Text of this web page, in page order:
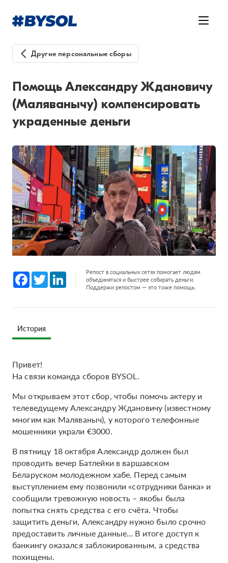
Другие персональные сборы
Помощь Александру Ждановичу
(Маляванычу) компенсировать
украденные деньги
Facebook
Twitter LinkedInРепост в социальных сетях помогает людям
объединяться и быстрее собирать деньги.
Поддержи репостом — это тоже помощь.
История
Привет!
На связи команда сборов BYSOL.
Мы открываем этот сбор, чтобы помочь актеру и
телеведущему Александру Ждановичу (известному
многим как Маляваныч), у которого телефонные
мошенники украли €3000.
В пятницу 18 октября Александр должен был
проводить вечер Батлейки в варшавском
Беларуском молодежном хабе. Перед самым
выступлением ему позвонили «сотрудники банка» и
сообщили тревожную новость – якобы была
попытка снять средства с его счёта. Чтобы
защитить деньги, Александру нужно было срочно
предоставить личные данные… В итоге доступ к
банкингу оказался заблокированным, а средства
похищены.